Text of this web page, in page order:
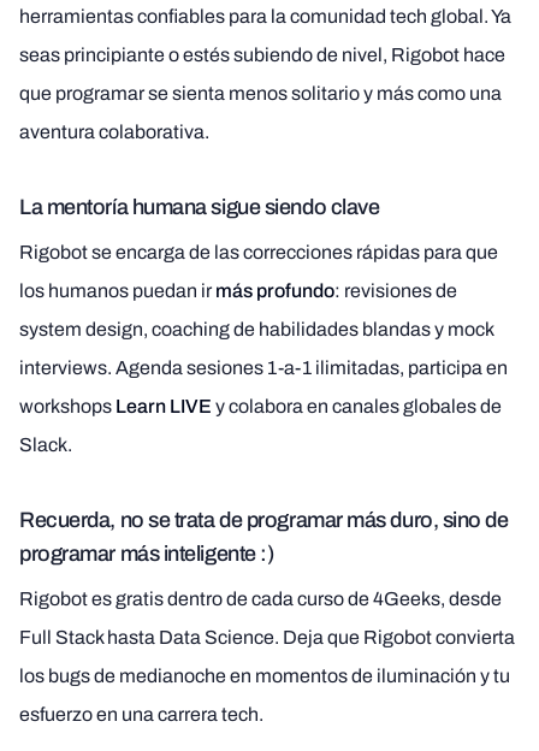
herramientas confiables para la comunidad tech global. Ya
seas principiante o estés subiendo de nivel, Rigobot hace
que programar se sienta menos solitario y más como una
aventura colaborativa.
La mentoría humana sigue siendo clave
Rigobot se encarga de las correcciones rápidas para que
los humanos puedan irmás profundo: revisiones de
system design, coaching de habilidades blandas y mock
interviews. Agenda sesiones 1-a-1 ilimitadas, participa en
workshops Learn LIVE y colabora en canales globales de
Slack.
Recuerda, no se trata de programar más duro, sino de
programar más inteligente :)
Rigobot es gratis dentro de cada curso de 4Geeks, desde
Full Stack hasta Data Science. Deja que Rigobot convierta
los bugs de medianoche en momentos de iluminación y tu
esfuerzo en una carrera tech.